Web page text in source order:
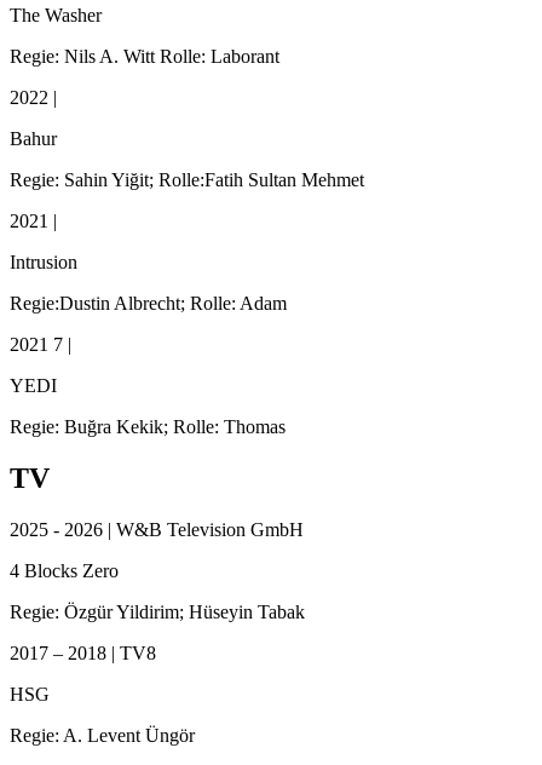
The Washer
Regie: Nils A. Witt Rolle: Laborant
2022 |
Bahur
Regie: Sahin Yiğit; Rolle:Fatih Sultan Mehmet
2021 |
Intrusion
Regie:Dustin Albrecht; Rolle: Adam
2021 7 |
YEDI
Regie: Buğra Kekik; Rolle: Thomas
TV
2025 - 2026 | W&B Television GmbH
4 Blocks Zero
Regie: Özgür Yildirim; Hüseyin Tabak
2017 – 2018 | TV8
HSG
Regie: A. Levent Üngör